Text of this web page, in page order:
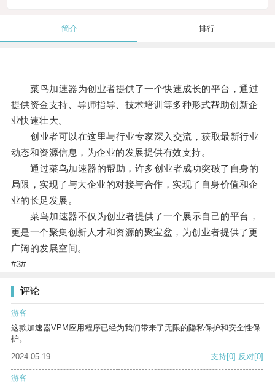
简介 排行
菜鸟加速器为创业者提供了一个快速成长的平台，通过
提供资金支持、导师指导、技术培训等多种形式帮助创新企
业快速壮大。
创业者可以在这里与行业专家深入交流，获取最新行业
动态和资源信息，为企业的发展提供有效支持。
通过菜鸟加速器的帮助，许多创业者成功突破了自身的
局限，实现了与大企业的对接与合作，实现了自身价值和企
业的长足发展。
菜鸟加速器不仅为创业者提供了一个展示自己的平台，
更是一个聚集创新人才和资源的聚宝盆，为创业者提供了更
广阔的发展空间。
#3#
评论
游客
这款加速器VPM应用程序已经为我们带来了无限的隐私保护和安全性保
护。
2024-05-19
支持[0] 反对[0]
游客